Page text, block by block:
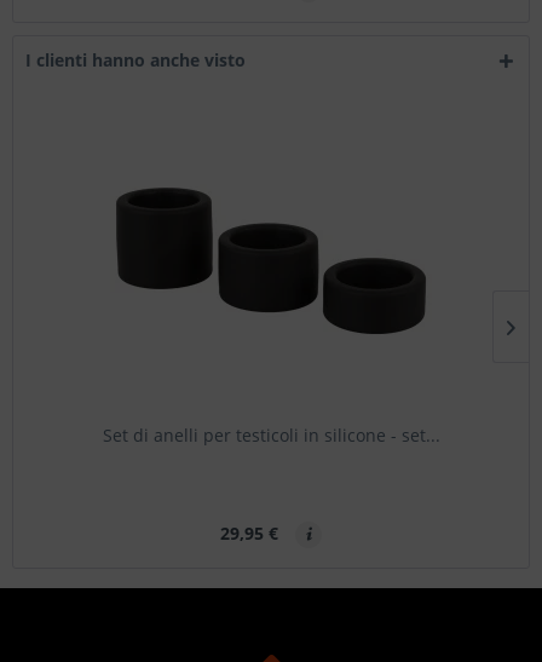
I clienti hanno anche visto
Set di anelli per testicoli in silicone - set...
29,95 €